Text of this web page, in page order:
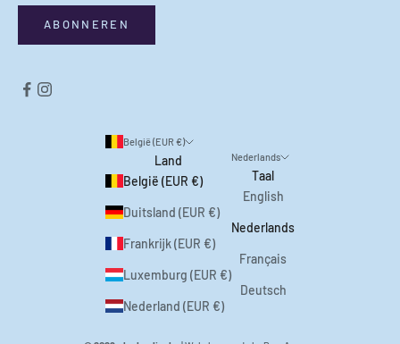
ABONNEREN
België (EUR €)
Land
België (EUR €)
Duitsland (EUR €)
Frankrijk (EUR €)
Luxemburg (EUR €)
Nederland (EUR €)
Nederlands
Taal
English
Nederlands
Français
Deutsch